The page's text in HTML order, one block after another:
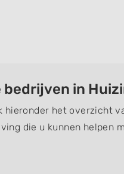
bedrijven in
hieronder het overzicht
die u kunnen helpen